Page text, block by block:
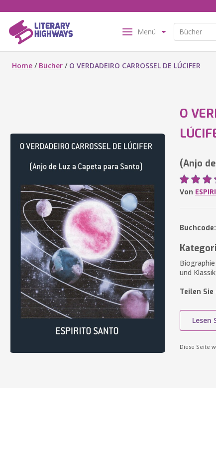
Menü
Home / Bücher / O VERDADEIRO CARROSSEL DE LÚCIFER
O
(Anjo
Von
und
Teilen Sie
Lesen
Diese Seite